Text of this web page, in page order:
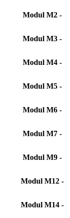
Modul M2 -
Modul M3 -
Modul M4 -
Modul M5 -
Modul M6 -
Modul M7 -
Modul M9 -
Modul M12 -
Modul M14 -